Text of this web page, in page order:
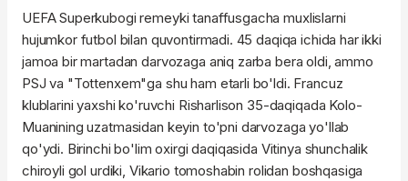
UEFA Superkubogi remeyki tanaffusgacha muxlislarni
hujumkor futbol bilan quvontirmadi. 45 daqiqa ichida har ikki
jamoa bir martadan darvozaga aniq zarba bera oldi, ammo
PSJ va "Tottenxem"ga shu ham etarli bo'ldi. Francuz
klublarini yaxshi ko'ruvchi Risharlison 35-daqiqada Kolo-
Muanining uzatmasidan keyin to'pni darvozaga yo'llab
qo'ydi. Birinchi bo'lim oxirgi daqiqasida Vitinya shunchalik
chiroyli gol urdiki, Vikario tomoshabin rolidan boshqasiga